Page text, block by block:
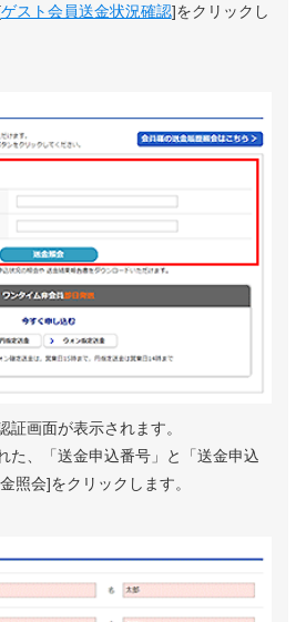
ゲスト会員送金状況確認]をクリックし
画面が表示されます。
た、「送金申込番号」と「送金申込
照会]をクリックします。